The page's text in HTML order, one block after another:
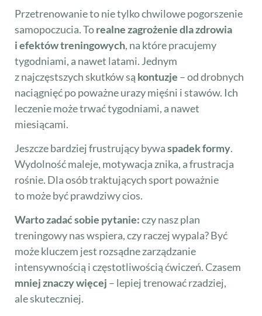
Przetrenowanie to nie tylko chwilowe pogorszenie
samopoczucia. Torealne zagrożenie dla zdrowia
i efektów treningowych, na które pracujemy
tygodniami, a nawet latami. Jednym
z najczęstszych skutków są kontuzje – od drobnych
naciągnięć po poważne urazy mięśni i stawów. Ich
leczenie może trwać tygodniami, a nawet
miesiącami.
Jeszcze bardziej frustrujący bywaspadek formy.
Wydolność maleje, motywacja znika, a frustracja
rośnie. Dla osób traktujących sport poważnie
to może być prawdziwy cios.
Warto zadać sobie pytanie:czy nasz plan
treningowy nas wspiera, czy raczej wypala? Być
może kluczem jest rozsądne zarządzanie
intensywnością i częstotliwością ćwiczeń. Czasem
mniej znaczy więcej – lepiej trenować rzadziej,
ale skuteczniej.